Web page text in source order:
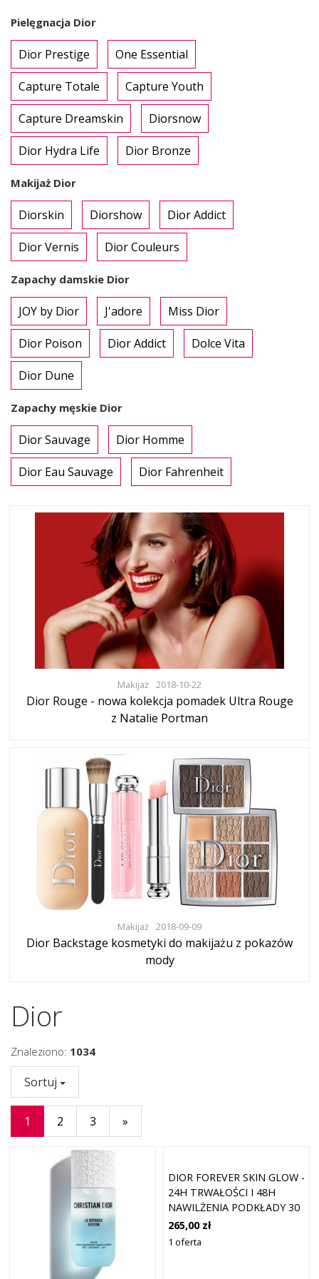
Pielęgnacja Dior
Dior Prestige One Essential
Capture Totale Capture Youth
Capture Dreamskin Diorsnow
Dior Hydra Life Dior Bronze
Makijaż Dior
Diorskin Diorshow Dior Addict
Dior Vernis Dior Couleurs
Zapachy damskie Dior
JOY by Dior J'adore Miss Dior
Dior Poison Dior Addict Dolce Vita
Dior Dune
Zapachy męskie Dior
Dior Sauvage Dior Homme
Dior Eau Sauvage Dior Fahrenheit
Makijaż 2018-10-22
Dior Rouge - nowa kolekcja pomadek Ultra Rouge
z Natalie Portman
Makijaż 2018-09-09
Dior Backstage kosmetyki do makijażu z pokazów
mody
Dior
Znaleziono: 1034
Sortuj
1 2 3 »
DIOR FOREVER SKIN GLOW -
24H TRWAŁOŚCI I 48H
NAWILŻENIA PODKŁADY 30
ML 7N - NEUTRAL
265,00 zł
1 oferta